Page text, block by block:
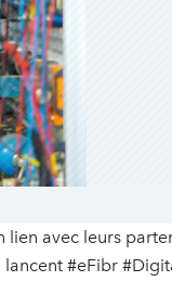
lien avec leurs
#eFibr